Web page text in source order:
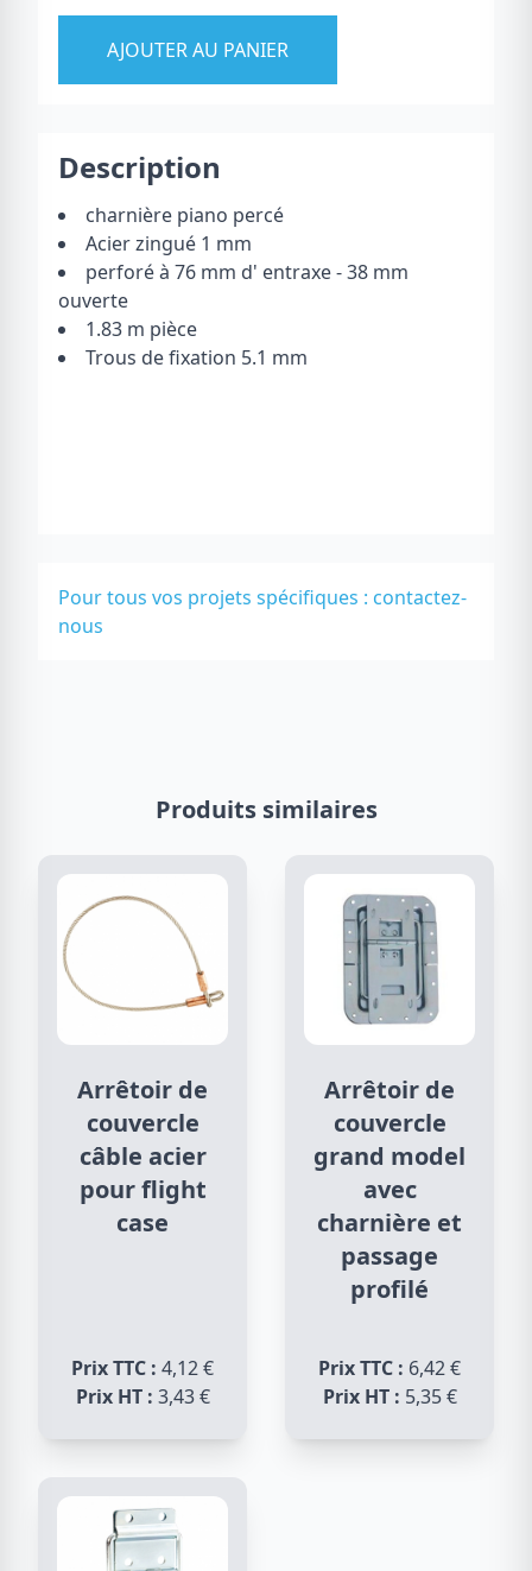
AJOUTER AU PANIER
Description
charnière piano percé
Acier zingué 1 mm
perforé à 76 mm d' entraxe - 38 mm
ouverte
1.83 m pièce
Trous de fixation 5.1 mm
Pour tous vos projets spécifiques : contactez-
nous
Produits similaires
Arrêtoir de
couvercle
câble acier
pour flight
case
Prix TTC : 4,12 €
Prix HT : 3,43 €
Arrêtoir de
couvercle
grand model
avec
charnière et
passage
profilé
Prix TTC : 6,42 €
Prix HT : 5,35 €